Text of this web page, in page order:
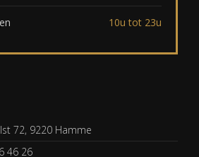
10u tot 23u
72, 9220 Hamme
46 26